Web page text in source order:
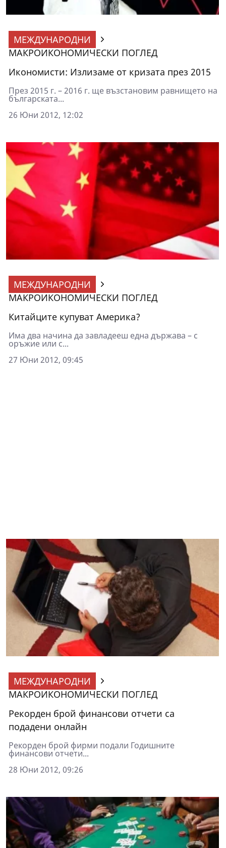
МЕЖДУНАРОДНИ
МАКРОИКОНОМИЧЕСКИ ПОГЛЕД
Икономисти: Излизаме от кризата през 2015
През 2015 г. – 2016 г. ще възстановим равнището на
българската...
26 Юни 2012, 12:02
МЕЖДУНАРОДНИ
МАКРОИКОНОМИЧЕСКИ ПОГЛЕД
Китайците купуват Америка?
Има два начина да завладееш една държава – с
оръжие или с...
27 Юни 2012, 09:45
МЕЖДУНАРОДНИ
МАКРОИКОНОМИЧЕСКИ ПОГЛЕД
Рекорден брой финансови отчети са
подадени онлайн
Рекорден брой фирми подали Годишните
финансови отчети...
28 Юни 2012, 09:26